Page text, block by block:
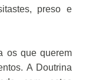
preso e
os que querem
A Doutrina